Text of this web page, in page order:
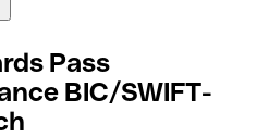
Pass
BIC/SWIFT-